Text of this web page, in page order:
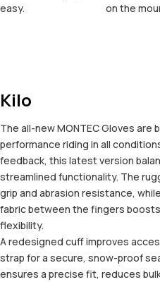
easy.
on the
Kilo
The all-new MONTEC Gloves are
performance riding in all
feedback, this latest version
streamlined functionality. The
grip and abrasion resistance,
fabric between the fingers
flexibility.
A redesigned cuff improves
strap for a secure, snow-proof
ensures a precise fit, reduces